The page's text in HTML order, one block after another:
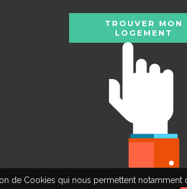
de Cookies qui nous permettent
TROUVER MON
LOGEMENT